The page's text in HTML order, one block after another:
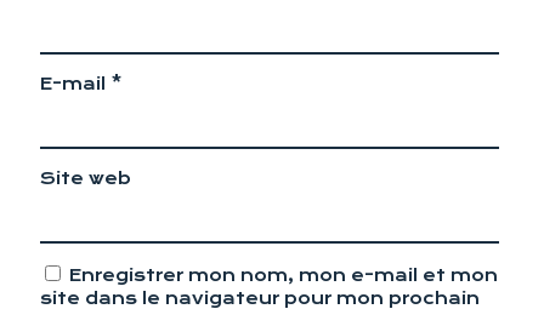
E-mail *
Site web
Enregistrer mon nom, mon e-mail et mon
site dans le navigateur pour mon prochain